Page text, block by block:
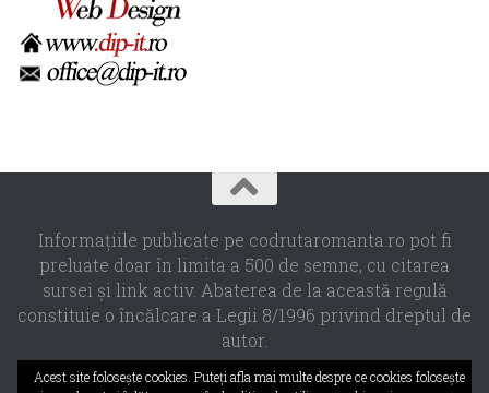
Informaţiile publicate pe codrutaromanta.ro pot fi
preluate doar în limita a 500 de semne, cu citarea
sursei şi link activ. Abaterea de la această regulă
constituie o încălcare a Legii 8/1996 privind dreptul de
autor.
Propulsat de - Designed with theHueman theme
Acest site foloseşte cookies. Puteţi afla mai multe despre ce cookies foloseşte